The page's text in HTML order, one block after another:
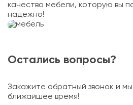
качество мебели, которую вы
надежно!
Остались вопросы?
Закажите обратный звонок и
ближайшее время!